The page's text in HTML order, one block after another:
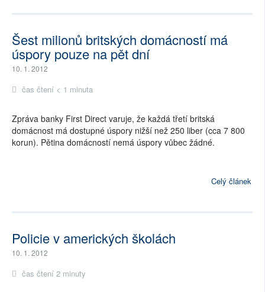
Šest milionů britských domácností má
úspory pouze na pět dní
10. 1. 2012
čas čtení < 1 minuta
Zpráva banky First Direct varuje, že každá třetí britská
domácnost má dostupné úspory nižší než 250 liber (cca 7 800
korun). Pětina domácností nemá úspory vůbec žádné.
Celý článek
Policie v amerických školách
10. 1. 2012
čas čtení 2 minuty